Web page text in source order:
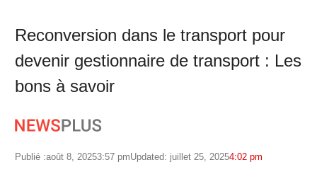
Reconversion dans le transport pour
devenir gestionnaire de transport : Les
bons à savoir
Publié :août 8, 20253:57 pmUpdated: juillet 25, 20254:02 pm